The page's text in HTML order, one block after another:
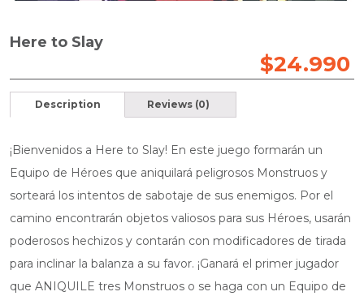
Here to Slay
$24.990
Description Reviews (0)
¡Bienvenidos a Here to Slay! En este juego formarán un
Equipo de Héroes que aniquilará peligrosos Monstruos y
sorteará los intentos de sabotaje de sus enemigos. Por el
camino encontrarán objetos valiosos para sus Héroes, usarán
poderosos hechizos y contarán con modificadores de tirada
para inclinar la balanza a su favor. ¡Ganará el primer jugador
que ANIQUILE tres Monstruos o se haga con un Equipo de